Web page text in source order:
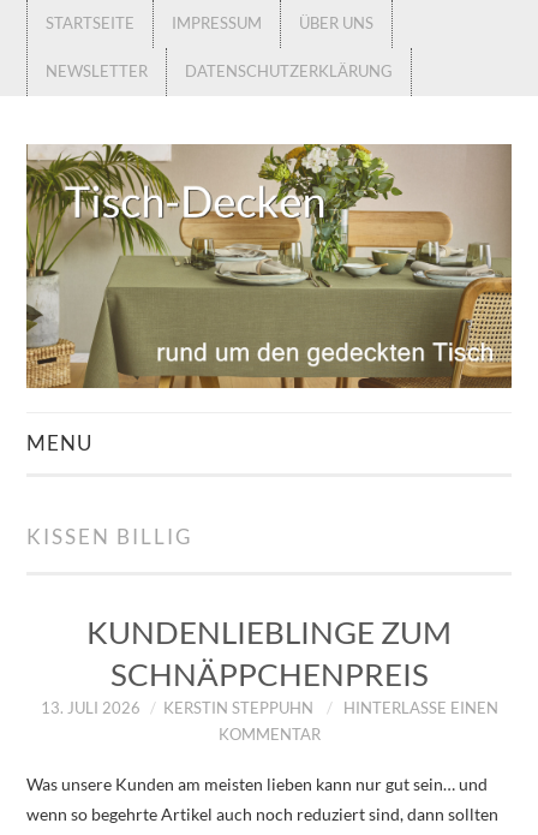
STARTSEITE IMPRESSUM ÜBER UNS
NEWSLETTER DATENSCHUTZERKLÄRUNG
MENU
ÜBER UNS
ZUM SHOP
DATENSCHUTZERKLÄRUNG
KISSEN BILLIG
KUNDENLIEBLINGE ZUM
SCHNÄPPCHENPREIS
13. JULI 2026 KERSTIN STEPPUHN
HINTERLASSE EINEN
KOMMENTAR
Was unsere Kunden am meisten lieben kann nur gut sein… und
wenn so begehrte Artikel auch noch reduziert sind, dann sollten